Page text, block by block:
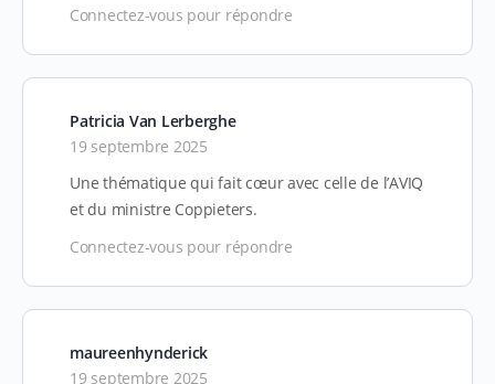
Connectez-vous pour répondre
Patricia Van Lerberghe
19 septembre 2025
Une thématique qui fait cœur avec celle de l’AVIQ
et du ministre Coppieters.
Connectez-vous pour répondre
maureenhynderick
19 septembre 2025